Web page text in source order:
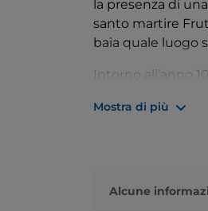
la presenza di
santo martire
baia quale luogo
Intorno all’anno
famiglia. Potete
Recco, Santa
Mostra di più
Alcune